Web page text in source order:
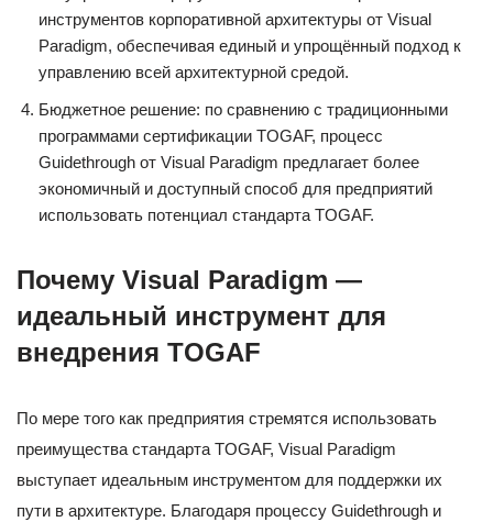
инструментов корпоративной архитектуры от Visual
Paradigm, обеспечивая единый и упрощённый подход к
управлению всей архитектурной средой.
Бюджетное решение: по сравнению с традиционными
программами сертификации TOGAF, процесс
Guidethrough от Visual Paradigm предлагает более
экономичный и доступный способ для предприятий
использовать потенциал стандарта TOGAF.
Почему Visual Paradigm —
идеальный инструмент для
внедрения TOGAF
По мере того как предприятия стремятся использовать
преимущества стандарта TOGAF, Visual Paradigm
выступает идеальным инструментом для поддержки их
пути в архитектуре. Благодаря процессу Guidethrough и